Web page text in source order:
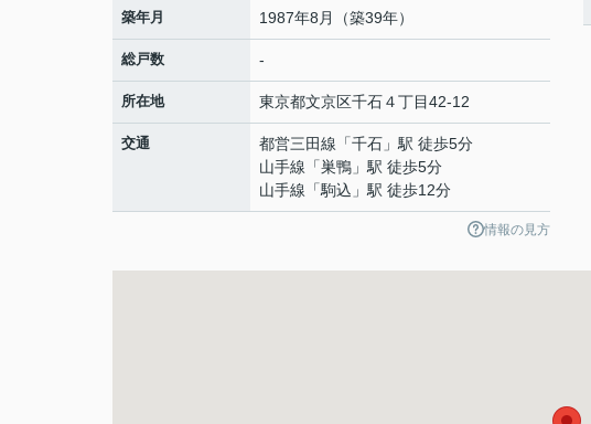
築年月 1987年8月（築39年）
総戸数 -
所在地 東京都文京区千石４丁目42-12
交通 都営三田線 「千石 」駅 徒歩5分
山手線 「巣鴨 」駅 徒歩5分
山手線 「駒込 」駅 徒歩12分
情報の見方